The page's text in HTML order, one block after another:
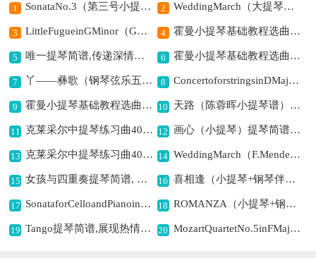
1 SonataNo.3（第三号小提琴奏鸣曲）（BassoCont分谱）提琴简谱,展现古典音乐的韵味 2 WeddingMarch（大提琴分谱）提琴简谱,奏响浪漫婚礼乐章
3 LittleFugueinGMinor（G小调小赋格曲、中提琴+大提琴）提琴简谱, 展现古典深沉意境 4 霍曼小提琴基础教程选曲：骑小马（二重奏）提琴简谱,展现欢快骑马之情景
5 唯一提琴简谱,传递深情的旋律 6 霍曼小提琴基础教程选曲：小爱国者（二重奏）提琴简谱,展现爱国的纯真情怀
7 丫——彝歌（钢琴弦乐五重奏）提琴简谱,展现彝族音乐风情 8 ConcertoforstringsinDMajor（RV121、Cello分谱）提琴简谱,展现古典音乐的悠扬
9 霍曼小提琴基础教程选曲：倔强的孩子（二重奏）提琴简谱,展现孩子倔强的风采 10 天路（陈蓉晖小提琴谱）提琴简谱,描绘高原天路之美
11 克莱采尔中提琴练习曲40首（ETUDE36 - 38）提琴简谱,助力中提琴技巧提升 12 画心（小提琴）提琴简谱, 诉说凄美爱情之意
13 克莱采尔中提琴练习曲40首（ETUDE33 - 35）提琴简谱,提升中提琴技巧佳选 14 WeddingMarch（F.Mendelssohn作曲版）提琴简谱,传递婚礼浪漫氛围
15 女孩与四重奏提琴简谱, 展现青春灵动意境 16 喜相逢（小提琴+钢琴伴奏）提琴简谱,传达相逢喜悦之意
17 SonataforCelloandPianoingMinorOp.65（g小调大提琴奏鸣曲·大提琴+钢琴）提琴简谱, 展现深沉忧郁意境 18 ROMANZA（小提琴+钢琴伴奏、莫什科夫斯基作曲版）提琴简谱,演绎浪漫深情旋律
19 Tango提琴简谱,展现热情探戈意境 20 MozartQuartetNo.5inFMajor,K.158（Cello分谱）提琴简谱,展现古典和谐之美